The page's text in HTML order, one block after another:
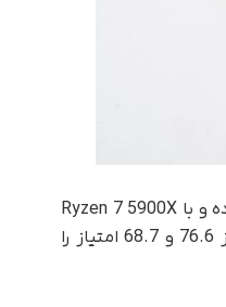
در اعداد خام، S1000 در تست چند هسته‌ای Geekbench 5 امتیاز چشمگیر 14246 را کسب کرده و با Ryzen 7 5900X
برابری می‌کند. در بنچمارک‌های اعداد صحیح و ممیز شناور SPEC CPU 2017 به ترتیب امتیاز 76.6 و 68.7 امتیاز را